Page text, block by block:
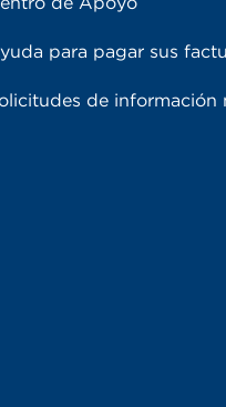
para pagar sus
de información